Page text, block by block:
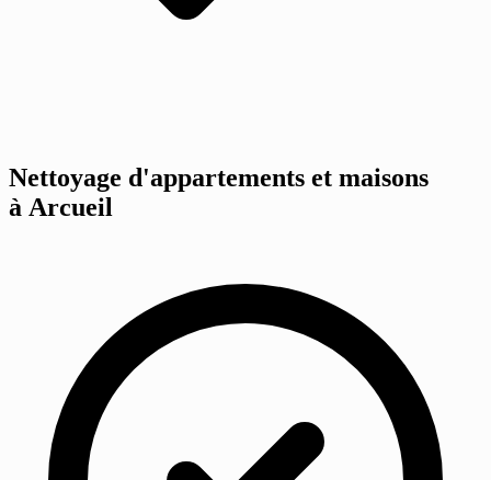
Nettoyage d'appartements et maisons
à Arcueil